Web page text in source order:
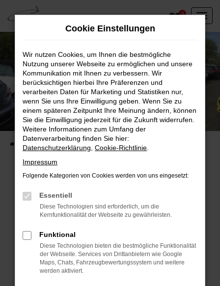
Zum
Hauptinhalt
springen
0
Unser Fahrzeugbestand vor Ort
Entdecken Sie unsere sofort verfügbaren
Fahrzeugangebote
Fehler: Network Error
Beim Laden ist ein Fehler aufgetreten.
Hier sind ein paar Tipps, die dir helfen können:
Überprüfe deine Firewall und deine
Internetverbindung.
Laden andere Webseiten, zum Beispiel deine
Suchmaschine?
Cookie Einstellungen
Wir nutzen Cookies, um Ihnen die bestmögliche
Nutzung unserer Webseite zu ermöglichen und unsere
Kommunikation mit Ihnen zu verbessern. Wir
berücksichtigen hierbei Ihre Präferenzen und
verarbeiten Daten für Marketing und Statistiken nur,
wenn Sie uns Ihre Einwilligung geben. Wenn Sie zu
einem späteren Zeitpunkt Ihre Meinung ändern, können
Sie die Einwilligung jederzeit für die Zukunft widerrufen.
Weitere Informationen zum Umfang der
Datenverarbeitung finden Sie hier:
Datenschutzerklärung Cookie-Richtlinie
Impressum
Folgende Kategorien von Cookies werden von uns eingesetzt:
Essentiell
Diese Technologien sind erforderlich, um die
Kernfunktionalität der Webseite zu gewährleisten.
Funktional
Diese Technologien bieten die bestmögliche Funktionalität
der Webseite. Services von Drittanbietern wie Google
Maps, Chats, Fahrzeugbewertungssystem und weitere
werden aktiviert.